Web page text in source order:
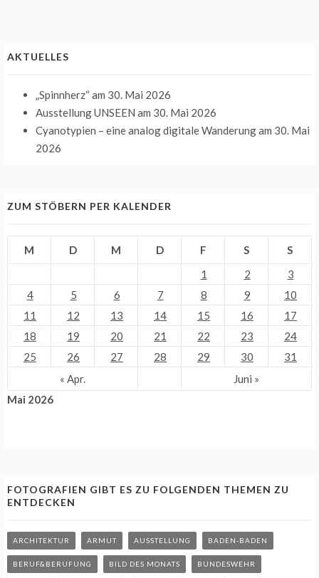
AKTUELLES
„Spinnherz“ am 30. Mai 2026
Ausstellung UNSEEN am 30. Mai 2026
Cyanotypien – eine analog digitale Wanderungam 30. Mai
2026
ZUM STÖBERN PER KALENDER
Mai 2026
M D M D F S
S
1
2
3
4
5 6 7 8 9
10
11
12 13 14 15 16
17
18
19 20 21 22 23
24
25
26 27 28 29 30
31
« Apr.
Juni »
FOTOGRAFIEN GIBT ES ZU FOLGENDEN THEMEN ZU
ENTDECKEN
ARCHITEKTUR ARMUT AUSSTELLUNG BADEN-BADEN
BERUF&BERUFUNG BILD DES MONATS BUNDESWEHR